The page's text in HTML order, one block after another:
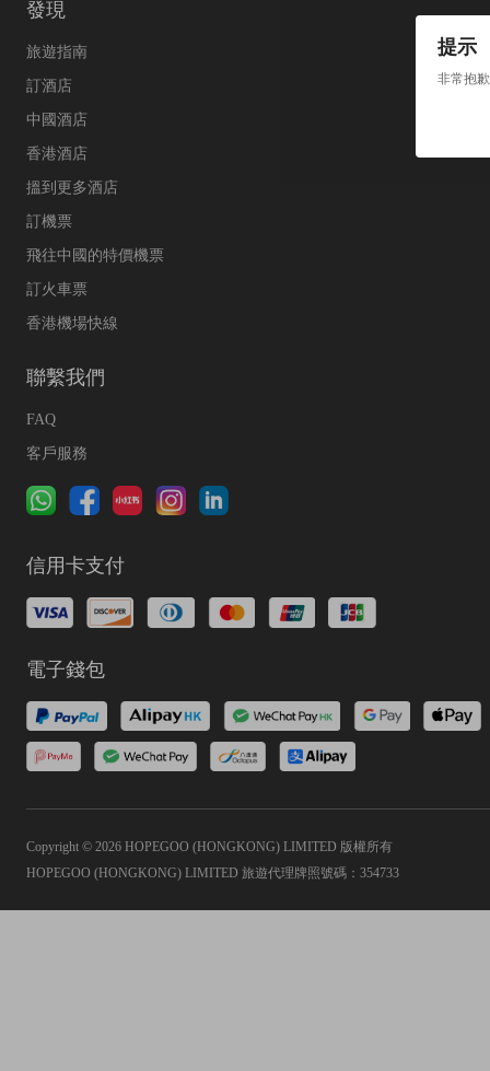
提示
非常抱
發現
旅遊指南
訂酒店
中國酒店
香港酒店
搵到更多酒店
訂機票
飛往中國的特價機票
訂火車票
香港機場快線
聯繫我們
FAQ
客戶服務
信用卡支付
電子錢包
Copyright © 2026 HOPEGOO (HONGKONG) LIMITED 版權所有
HOPEGOO (HONGKONG) LIMITED 旅遊代理牌照號碼：354733